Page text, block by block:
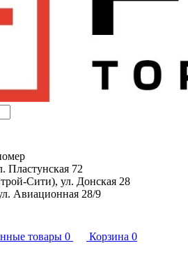
Пластунская 72
Сити), ул. Донская 28
Авиационная 28/9
товары 0 Корзина 0